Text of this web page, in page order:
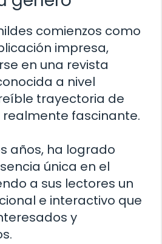
comienzos como
impresa,
en una revista
a nivel
trayectoria de
fascinante.
años, ha logrado
única en el
a sus lectores un
e interactivo que
y